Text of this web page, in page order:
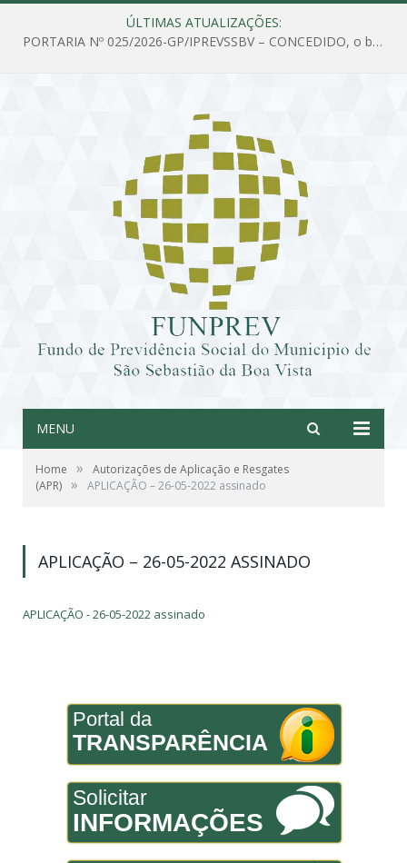
ÚLTIMAS ATUALIZAÇÕES:
PORTARIA Nº 025/2026-GP/IPREVSSBV – CONCEDIDO, o benefício de PENSÃO a MARIA ESTELA DOS SANTOS SOUZA
MENU
Home »
Autorizações de Aplicação e Resgates
(APR) » APLICAÇÃO – 26-05-2022 assinado
APLICAÇÃO – 26-05-2022 ASSINADO
APLICAÇÃO - 26-05-2022 assinado
Portal da
TRANSPARÊNCIA
Solicitar
INFORMAÇÕES